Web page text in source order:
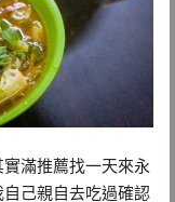
滿推薦找一天來永
己親自去吃過確認